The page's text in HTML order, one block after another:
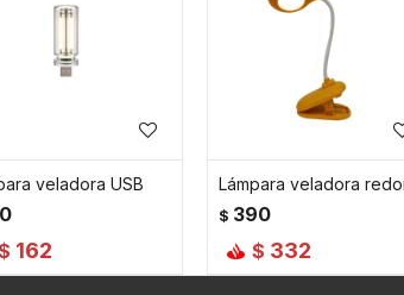
veladora USB
162
$ 390
$ 332